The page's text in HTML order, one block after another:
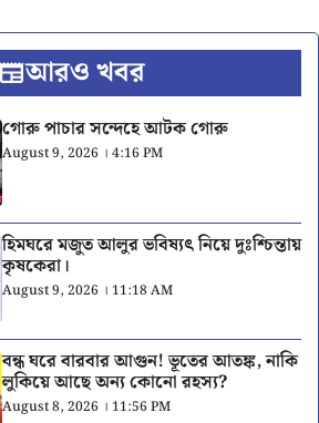
আরও খবর
গোরু পাচার সন্দেহে আটক গোরু
August 9, 2026 । 4:16 PM
হিমঘরে মজুত আলুর ভবিষ্যৎ নিয়ে দুঃশ্চিন্তায়
কৃষকেরা।
August 9, 2026 । 11:18 AM
বন্ধ ঘরে বারবার আগুন! ভূতের আতঙ্ক, নাকি
লুকিয়ে আছে অন্য কোনো রহস্য?
August 8, 2026 । 11:56 PM